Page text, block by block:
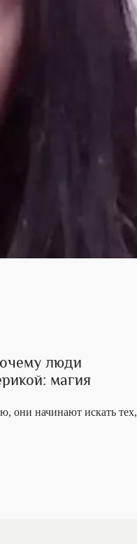
люди
магия
они начинают искать тех,